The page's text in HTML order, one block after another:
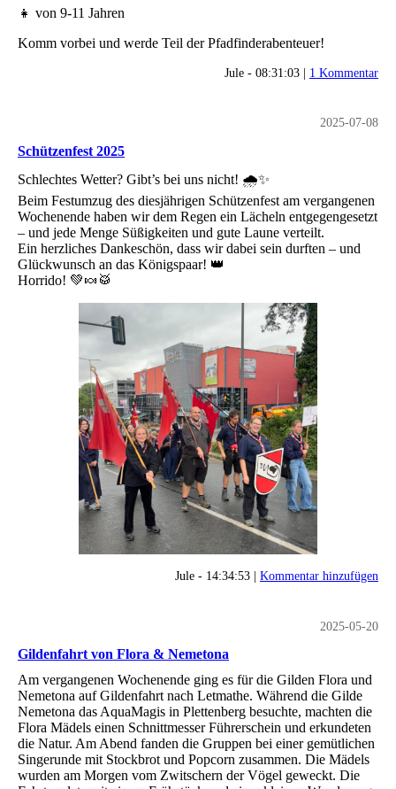
👧 von 9-11 Jahren
Komm vorbei und werde Teil der Pfadfinderabenteuer!
Jule - 08:31:03 | 1 Kommentar
2025-07-08
Schützenfest 2025
Schlechtes Wetter? Gibt’s bei uns nicht! 🌧️✨
Beim Festumzug des diesjährigen Schützenfest am vergangenen
Wochenende haben wir dem Regen ein Lächeln entgegengesetzt
– und jede Menge Süßigkeiten und gute Laune verteilt.
Ein herzliches Dankeschön, dass wir dabei sein durften – und
Glückwunsch an das Königspaar! 👑
Horrido! 💚🍬🥁
Jule - 14:34:53 | Kommentar hinzufügen
2025-05-20
Gildenfahrt von Flora & Nemetona
Am vergangenen Wochenende ging es für die Gilden Flora und
Nemetona auf Gildenfahrt nach Letmathe. Während die Gilde
Nemetona das AquaMagis in Plettenberg besuchte, machten die
Flora Mädels einen Schnittmesser Führerschein und erkundeten
die Natur. Am Abend fanden die Gruppen bei einer gemütlichen
Singerunde mit Stockbrot und Popcorn zusammen. Die Mädels
wurden am Morgen vom Zwitschern der Vögel geweckt. Die